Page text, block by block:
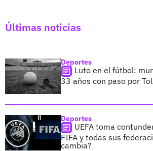
Últimas noticias
Deportes
Luto en el fútbol:
33 años con paso por
Deportes
UEFA toma
FIFA y todas sus
cambia?